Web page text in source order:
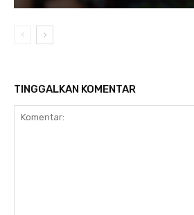
TINGGALKAN KOMENTAR